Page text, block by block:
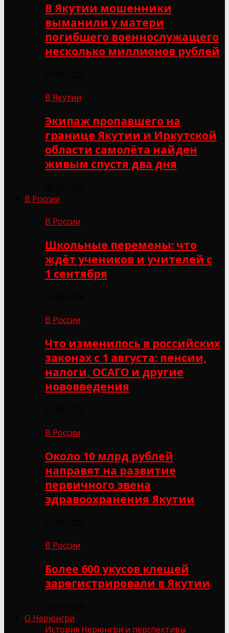
В Якутии мошенники
выманили у матери
погибшего военнослужащего
несколько миллионов рублей
В Якутии
Экипаж пропавшего на
границе Якутии и Иркутской
области самолёта найден
живым спустя два дня
В России
В России
Школьные перемены: что
ждёт учеников и учителей с
1 сентября
В России
Что изменилось в российских
законах с 1 августа: пенсии,
налоги, ОСАГО и другие
нововведения
В России
Около 10 млрд рублей
направят на развитие
первичного звена
здравоохранения Якутии
В России
Более 600 укусов клещей
зарегистрировали в Якутии
О Нерюнгри
История Нерюнгри и перспективы